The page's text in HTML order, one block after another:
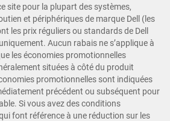
site pour la plupart des systèmes,
et périphériques de marque Dell (les
les prix réguliers ou standards de Dell
Aucun rabais ne s’applique à
les économies promotionnelles
situées à côté du produit
promotionnelles sont indiquées
précédent ou subséquent pour
Si vous avez des conditions
font référence à une réduction sur les